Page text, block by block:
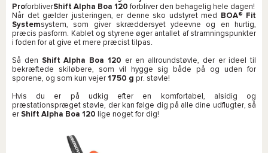
ProforbliverShift Alpha Boa 120forbliver den behagelig hele dagen!
Når det gælder justeringen, er denne sko udstyret med
BOA® Fit
Systemsystem, som giver skræddersyet ydeevne og en hurtig,
præcis pasform. Kablet og styrene øger antallet af stramningspunkter
i foden for at give et mere præcist tilpas.
Så den Shift Alpha Boa 120 er en allroundstøvle, der er ideel til
bekræftede skiløbere, som vil hygge sig både på og uden for
sporene, og som kun vejer 1750 g pr. støvle!
Hvis du er på udkig efter en komfortabel, alsidig og
præstationspræget støvle, der kan følge dig på alle dine udflugter, så
er Shift Alpha Boa 120 lige noget for dig!